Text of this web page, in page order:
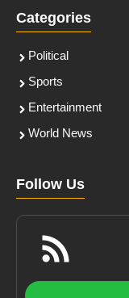
Categories
Political
Sports
Entertainment
World News
Follow Us